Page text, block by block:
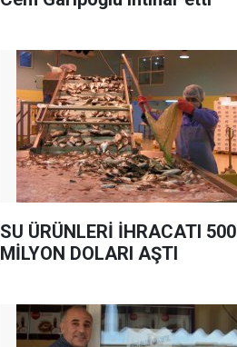
SU ÜRÜNLERİ İHRACATI 500
MİLYON DOLARI AŞTI